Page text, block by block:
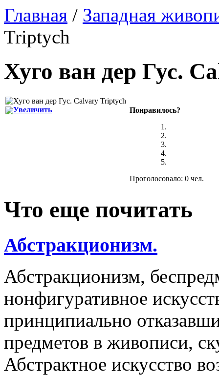
Главная / Западная
Triptych
Хуго ван дер Гус.
Увеличить Понравилось?
Проголосовало: 0 чел.
Что еще почитать
Абстракционизм.
Абстракционизм,
нонфигуративное
принципиально
предметов в живописи,
Абстрактное искусство